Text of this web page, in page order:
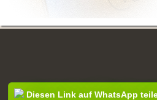
Diesen Link auf WhatsApp